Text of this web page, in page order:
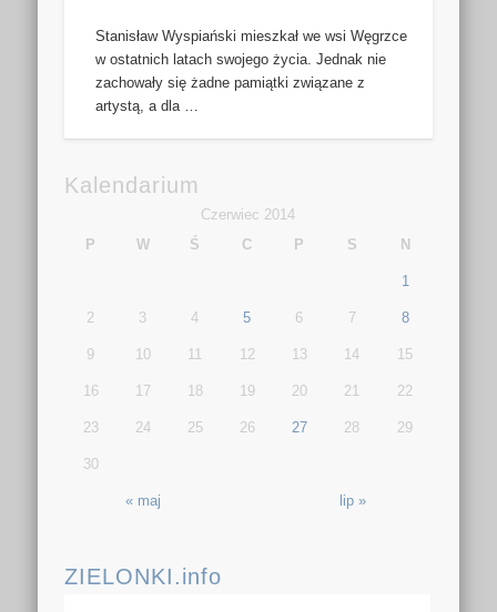
Stanisław Wyspiański mieszkał we wsi Węgrzce
w ostatnich latach swojego życia. Jednak nie
zachowały się żadne pamiątki związane z
artystą, a dla …
Kalendarium
Czerwiec 2014
P
W Ś C P S N
« maj lip »
1
2 3 4 5 6 7 8
9 10 11 12 13 14 15
16 17 18 19 20 21 22
23 24 25 26 27 28 29
30
ZIELONKI.info